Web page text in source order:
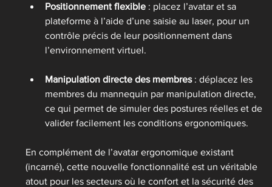
Positionnement flexible : placez l’avatar et sa
plateforme à l’aide d’une saisie au laser, pour un
contrôle précis de leur positionnement dans
l’environnement virtuel.
Manipulation directe des membres : déplacez les
membres du mannequin par manipulation directe,
ce qui permet de simuler des postures réelles et de
valider facilement les conditions ergonomiques.
En complément de l’avatar ergonomique existant
(incarné), cette nouvelle fonctionnalité est un véritable
atout pour les secteurs où le confort et la sécurité des